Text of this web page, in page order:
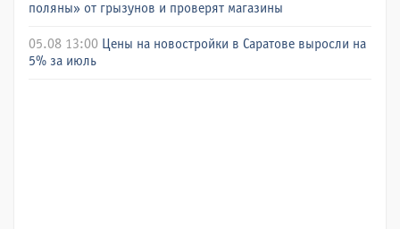
поляны» от грызунов и проверят магазины
05.08 13:00 Цены на новостройки в Саратове выросли на
5% за июль